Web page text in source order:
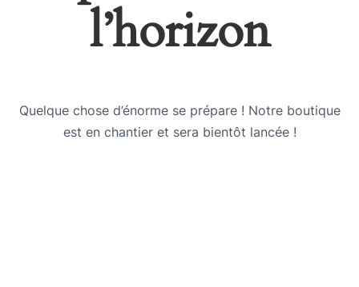
l’horizon
Quelque chose d’énorme se prépare ! Notre boutique
est en chantier et sera bientôt lancée !